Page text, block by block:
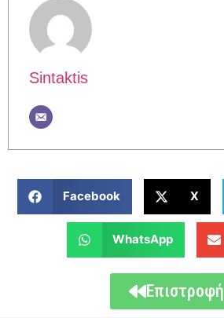
Sintaktis
Facebook X
WhatsApp
Επιστροφή